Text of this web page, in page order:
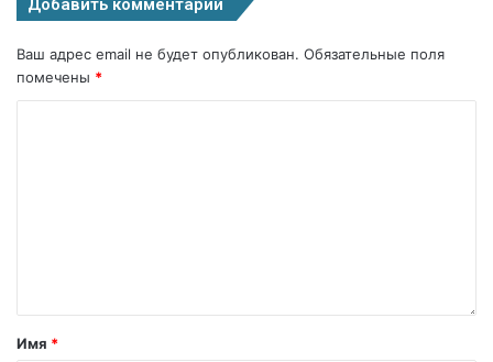
Добавить комментарий
Ваш адрес email не будет опубликован. Обязательные поля
помечены *
Имя *